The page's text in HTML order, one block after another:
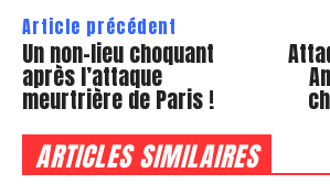
Article précédent
Un non-lieu choquant
après l’attaque
meurtrière de Paris !
ARTICLES SIMILAIRES